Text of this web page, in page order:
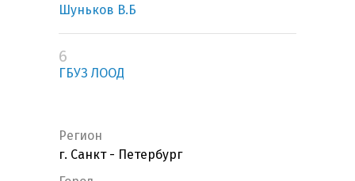
Шуньков В.Б
6
ГБУЗ ЛООД
Регион
г. Санкт - Петербург